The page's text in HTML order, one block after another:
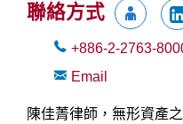
聯絡方式
+886-2-2763-
Email
陳佳菁律師，無形資產